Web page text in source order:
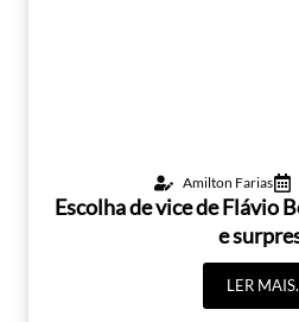
Amilton Farias
Escolha de vice de Flávio
e
LER